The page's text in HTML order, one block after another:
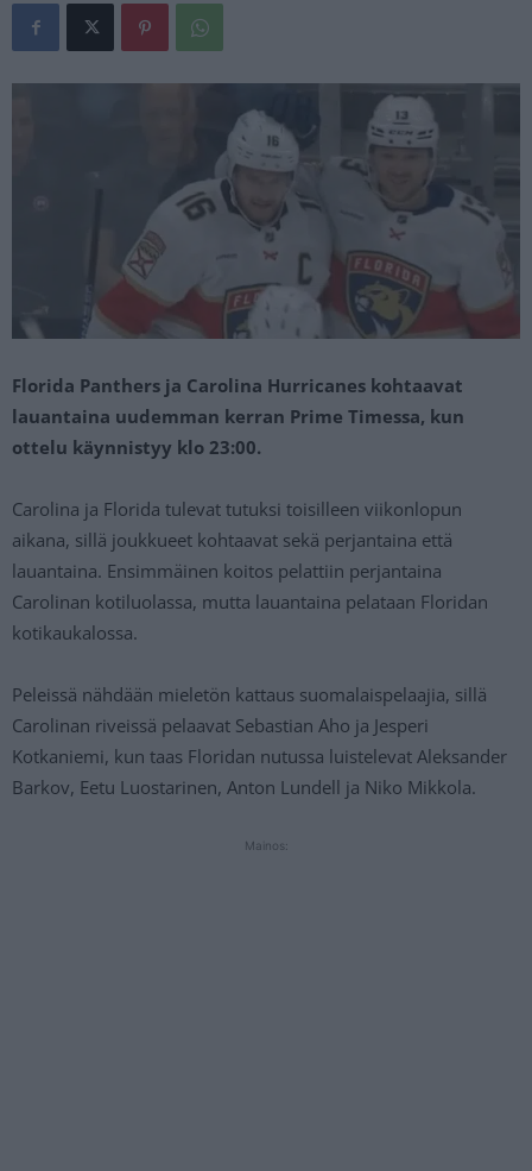
Florida Panthers ja Carolina Hurricanes kohtaavat
lauantaina uudemman kerran Prime Timessa, kun
ottelu käynnistyy klo 23:00.
Carolina ja Florida tulevat tutuksi toisilleen viikonlopun
aikana, sillä joukkueet kohtaavat sekä perjantaina että
lauantaina. Ensimmäinen koitos pelattiin perjantaina
Carolinan kotiluolassa, mutta lauantaina pelataan Floridan
kotikaukalossa.
Peleissä nähdään mieletön kattaus suomalaispelaajia, sillä
Carolinan riveissä pelaavat Sebastian Aho ja Jesperi
Kotkaniemi, kun taas Floridan nutussa luistelevat Aleksander
Barkov, Eetu Luostarinen, Anton Lundell ja Niko Mikkola.
Mainos: